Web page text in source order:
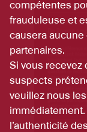
compétentes
frauduleuse et
causera
partenaires.
Si vous recevez
suspects
veuillez nous
l’authenticité